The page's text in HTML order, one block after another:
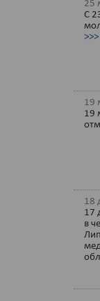
25
С
>>>
19
19
18
17
в